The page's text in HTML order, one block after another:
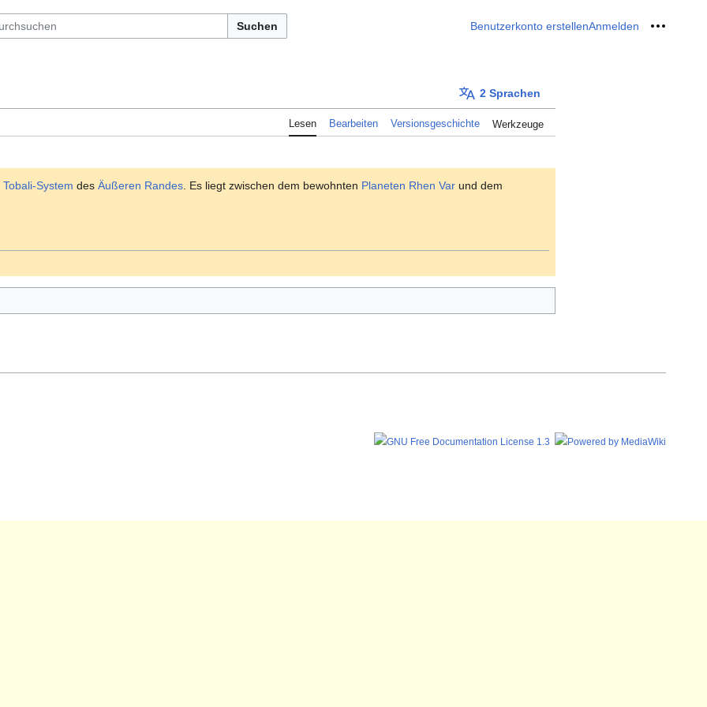
Suchen Benutzerkonto erstellenAnmelden Meine
2 Sprachen
Lesen Bearbeiten Versionsgeschichte Werkzeuge
Tobali-System des Äußeren Randes . Es liegt zwischen dem bewohnten Planeten Rhen Var und dem